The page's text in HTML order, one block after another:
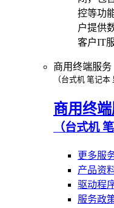
控等功
户提供
客户IT
商用终端服务
（台式机 笔记本
商用终
（台式机
更多服
产品资
驱动程
服务政